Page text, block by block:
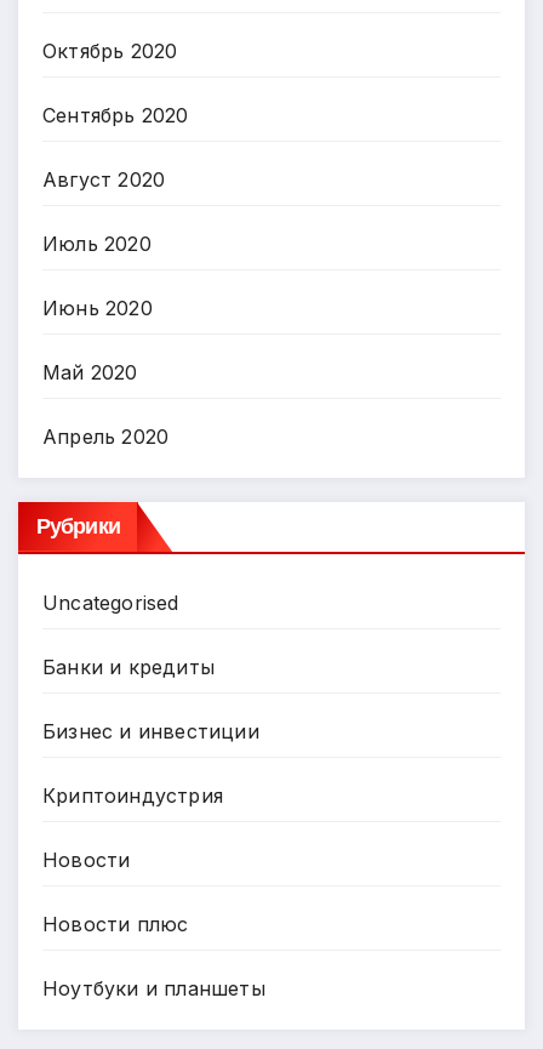
Октябрь 2020
Сентябрь 2020
Август 2020
Июль 2020
Июнь 2020
Май 2020
Апрель 2020
Рубрики
Uncategorised
Банки и кредиты
Бизнес и инвестиции
Криптоиндустрия
Новости
Новости плюс
Ноутбуки и планшеты